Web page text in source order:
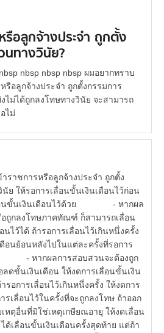
อลูกจ้างประจำ ถูกตั้ง
นทางวินัย?
nbsp nbsp nbsp ผมอยากทราบ
อลูกจ้างประจำ ถูกตั้งกรรมการ
ไม่ได้ถูกลงโทษทางวินัย จะสามารถ
ไม่
รหรือลูกจ้างประจำ ถูกตั้ง
ย ให้รอการเลื่อนขั้นเงินเดือนไว้ก่อน
ลื่อนขั้นเงินเดือนไว้ด้วย - หากผล
ถูกลงโทษภาคทัณฑ์ ก็สามารถเลื่อน
นไว้ได้ ถ้ารอการเลื่อนไว้เกินหนึ่งครั้ง
อนย้อนหลังไปในแต่ละครั้งที่รอการ
- หากผลการสอบสวนจะต้องถูก
ลดขั้นเงินเดือน ให้งดการเลื่อนขั้นเงิน
รอการเลื่อนไว้เกินหนึ่งครั้ง ให้งดการ
รเลื่อนไว้ในครั้งที่จะถูกลงโทษ ถ้าออก
หตุอื่นที่มิใช่เหตุเกษียณอายุ ให้งดเลื่อน
ด้เลื่อนขั้นเงินเดือนครั้งสุดท้าย แต่ถ้า